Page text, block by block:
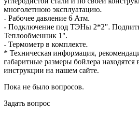
многолетнюю эксплуатацию.
- Рабочее давление 6 Атм.
- Подключение под ТЭНы 2*2".
Теплообменник 1".
- Термометр в комплекте.
* Техническая информация,
габаритные размеры бойлера находятся
инструкции на нашем сайте.
Пока не было вопросов.
Задать вопрос